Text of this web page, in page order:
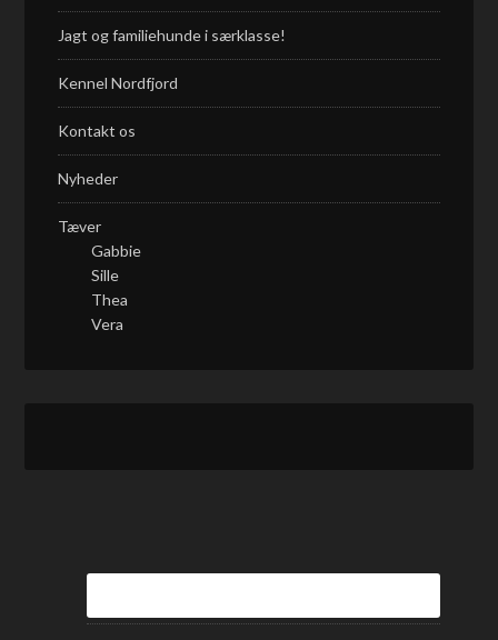
Jagt og familiehunde i særklasse!
Kennel Nordfjord
Kontakt os
Nyheder
Tæver
Gabbie
Sille
Thea
Vera